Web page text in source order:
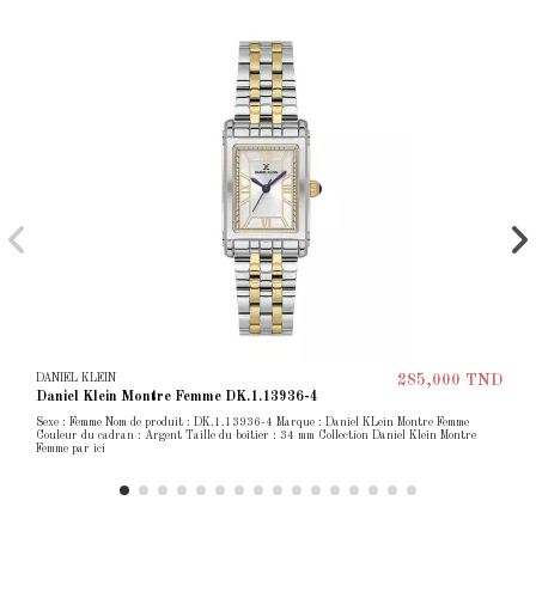
DANIEL KLEIN
Daniel Klein Montre Femme DK.1.13936-4
285,000 TND
Sexe : Femme Nom de produit : DK.1.13936-4 Marque : Daniel KLein Montre Femme
Couleur du cadran : Argent Taille du boîtier : 34 mm Collection Daniel Klein Montre
Femme par ici